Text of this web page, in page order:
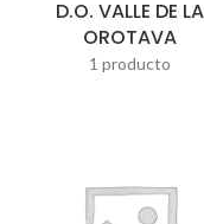
D.O. VALLE DE LA
OROTAVA
1 producto